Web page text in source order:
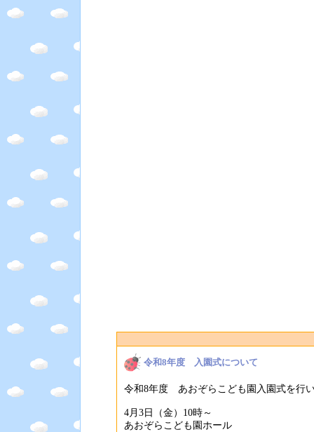
令和8年度 入園式について
令和8年度 あおぞらこども園入園式を行
4月3日（金）10時～
あおぞらこども園ホール